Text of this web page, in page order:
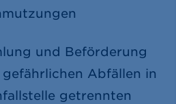
und Beförderung
Abfällen in
getrennten